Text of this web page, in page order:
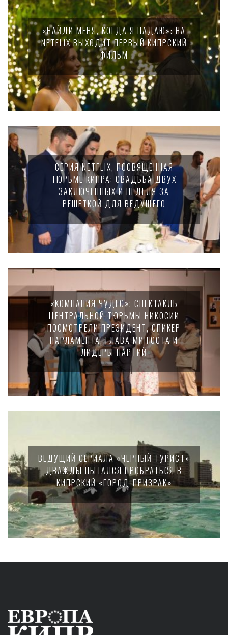
«НАЙДИ МЕНЯ, КОГДА Я ПАДАЮ»: НА
NETFLIX ВЫХОДИТ ПЕРВЫЙ КИПРСКИЙ
ФИЛЬМ
СЕРИЯ NETFLIX, ПОСВЯЩЕННАЯ
ТЮРЬМЕ КИПРА: СВАДЬБА ДВУХ
ЗАКЛЮЧЕННЫХ И НЕДЕЛЯ ЗА
РЕШЕТКОЙ ДЛЯ ВЕДУЩЕГО
«КОМПАНИЯ ЧУДЕС»: СПЕКТАКЛЬ
ЦЕНТРАЛЬНОЙ ТЮРЬМЫ НИКОСИИ
ПОСМОТРЕЛИ ПРЕЗИДЕНТ, СПИКЕР
ПАРЛАМЕНТА, ГЛАВА МИНЮСТА И
ЛИДЕРЫ ПАРТИЙ
ВЕДУЩИЙ СЕРИАЛА «ЧЕРНЫЙ ТУРИСТ»
ДВАЖДЫ ПЫТАЛСЯ ПРОБРАТЬСЯ В
КИПРСКИЙ «ГОРОД-ПРИЗРАК»